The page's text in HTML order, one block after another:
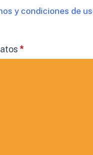
y condiciones de
*